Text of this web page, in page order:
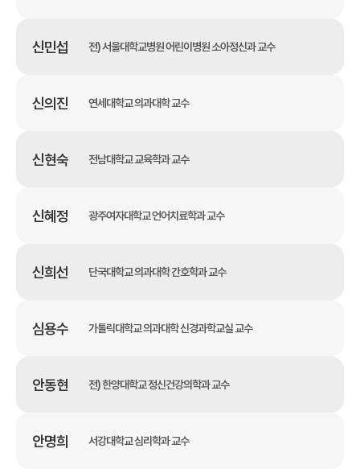
신민섭 전) 서울대학교병원 어린이병원 소아정신과 교수
신의진 연세대학교 의과대학 교수
신현숙 전남대학교 교육학과 교수
신혜정 광주여자대학교 언어치료학과 교수
신희선 단국대학교 의과대학 간호학과 교수
심용수 가톨릭대학교 의과대학 신경과학교실 교수
안동현 전) 한양대학교 정신건강의학과 교수
안명희 서강대학교 심리학과 교수